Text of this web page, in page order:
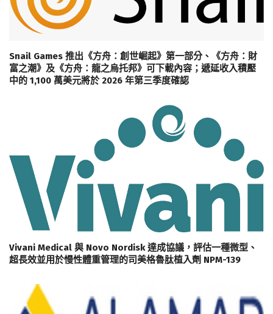
Snail Games 推出《方舟：創世崛起》第一部分、《方舟：財
富之潮》及《方舟：龍之烏托邦》可下載內容；遞延收入積壓
中的 1,100 萬美元將於 2026 年第三季度確認
Vivani Medical 與 Novo Nordisk 達成協議，評估一種微型、
超長效並用於慢性體重管理的司美格魯肽植入劑 NPM-139